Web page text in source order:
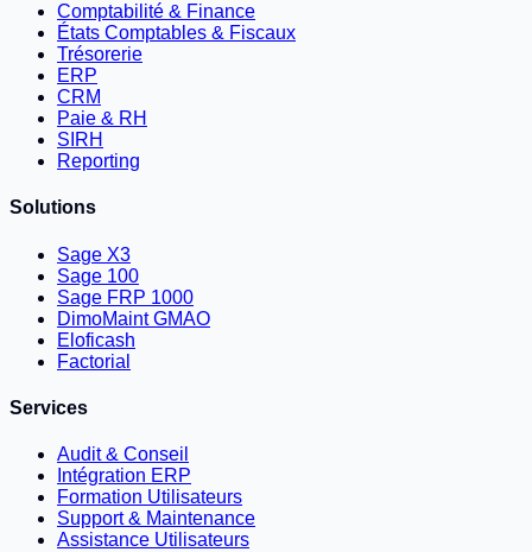
Comptabilité & Finance
États Comptables & Fiscaux
Trésorerie
ERP
CRM
Paie & RH
SIRH
Reporting
Solutions
Sage X3
Sage 100
Sage FRP 1000
DimoMaint GMAO
Eloficash
Factorial
Services
Audit & Conseil
Intégration ERP
Formation Utilisateurs
Support & Maintenance
Assistance Utilisateurs